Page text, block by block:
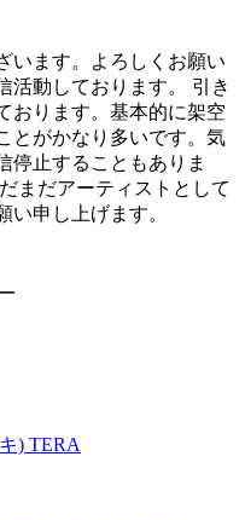
います。よろしくお願い
活動しております。 引き
おります。基本的に架空
とがかなり多いです。気
停止することもありま
まだアーティストとして
い申し上げます。
) TERA